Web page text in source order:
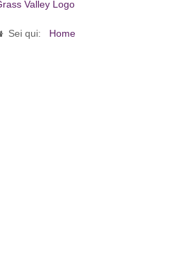
Sei qui: Home